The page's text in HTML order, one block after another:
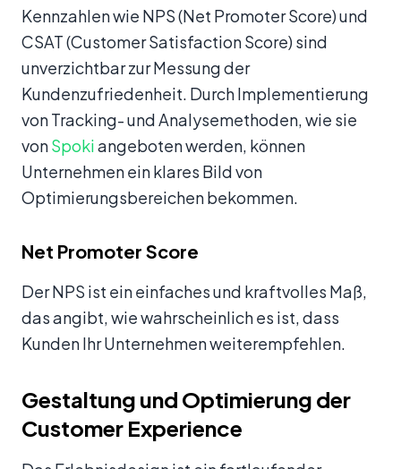
Kennzahlen wie NPS (Net Promoter Score) und
CSAT (Customer Satisfaction Score) sind
unverzichtbar zur Messung der
Kundenzufriedenheit. Durch Implementierung
von Tracking- und Analysemethoden, wie sie
vonSpokiangeboten werden, können
Unternehmen ein klares Bild von
Optimierungsbereichen bekommen.
Net Promoter Score
Der NPS ist ein einfaches und kraftvolles Maß,
das angibt, wie wahrscheinlich es ist, dass
Kunden Ihr Unternehmen weiterempfehlen.
Gestaltung und Optimierung der
Customer Experience